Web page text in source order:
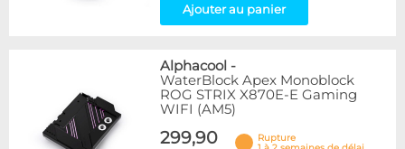
Ajouter au panier
Alphacool -
WaterBlock Apex Monoblock
ROG STRIX X870E-E Gaming
WIFI (AM5)
299,90
Rupture